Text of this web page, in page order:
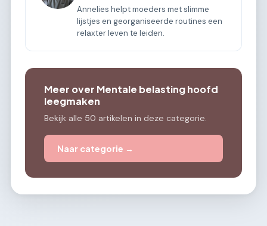
Annelies helpt moeders met slimme
lijstjes en georganiseerde routines een
relaxter leven te leiden.
Meer over Mentale belasting hoofd
leegmaken
Bekijk alle 50 artikelen in deze categorie.
Naar categorie →